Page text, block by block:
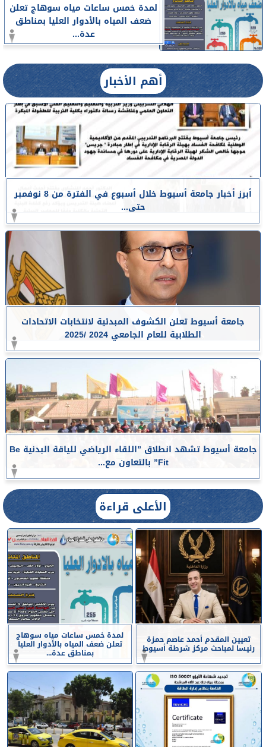
لمدة خمس ساعات مياه سوهاج تعلن
ضعف المياه بالأدوار العليا بمناطق
عدة...
أهم الأخبار
أبرز أخبار جامعة أسيوط خلال أسبوع في الفترة من 8 نوفمبر
حتى...
جامعة أسيوط تعلن الكشوف المبدئية لانتخابات الاتحادات
الطلابية للعام الجامعي 2024 /2025
جامعة أسيوط تشهد انطلاق ”اللقاء الرياضي للياقة البدنية Be
Fit” بالتعاون مع...
الأعلى قراءة
تعيين المقدم أحمد عاصم حمزة
رئيسا لمباحث مركز شرطة أسيوط
لمدة خمس ساعات مياه سوهاج
تعلن ضعف المياه بالأدوار العليا
بمناطق عدة...